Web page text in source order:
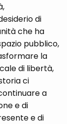
di
che ha
pubblico,
la
di libertà,
ci
a
e di
e di